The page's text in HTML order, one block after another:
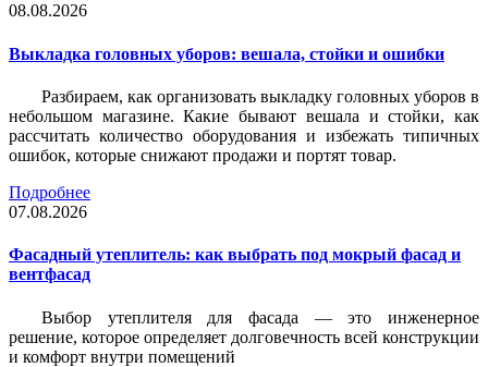
08.08.2026
Выкладка головных уборов: вешала, стойки и ошибки
Разбираем, как организовать выкладку головных уборов в
небольшом магазине. Какие бывают вешала и стойки, как
рассчитать количество оборудования и избежать типичных
ошибок, которые снижают продажи и портят товар.
Подробнее
07.08.2026
Фасадный утеплитель: как выбрать под мокрый фасад и
вентфасад
Выбор утеплителя для фасада — это инженерное
решение, которое определяет долговечность всей конструкции
и комфорт внутри помещений